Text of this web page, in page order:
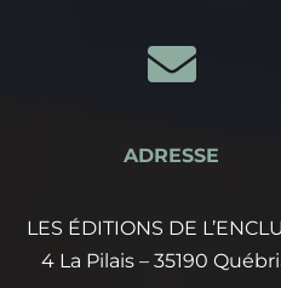

ADRESSE
LES ÉDITIONS DE
4 La Pilais – 35190